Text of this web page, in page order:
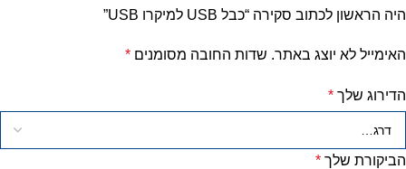
היה הראשון לכתוב סקירה “כבל USB למיקרו USB”
האימייל לא יוצג באתר. שדות החובה מסומנים *
הדירוג שלך *
הביקורת שלך *